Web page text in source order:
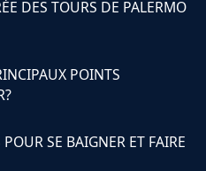
DES TOURS DE PALERMO
POINTS
SE BAIGNER ET FAIRE